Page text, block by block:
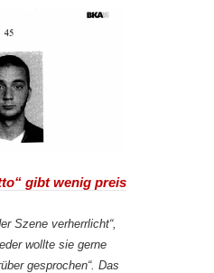
gibt wenig preis
Szene verherrlicht“,
wollte sie gerne
gesprochen“. Das